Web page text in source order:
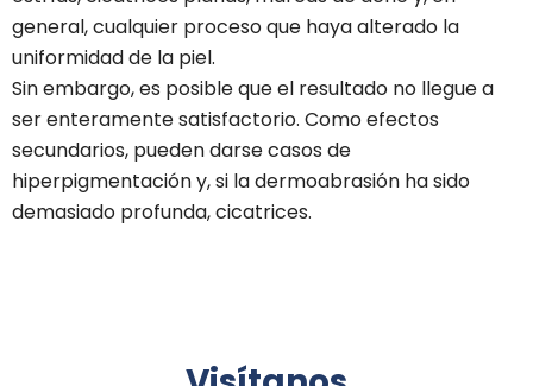
general, cualquier proceso que haya alterado la
uniformidad de la piel.
Sin embargo, es posible que el resultado no llegue a
ser enteramente satisfactorio. Como efectos
secundarios, pueden darse casos de
hiperpigmentación y, si la dermoabrasión ha sido
demasiado profunda, cicatrices.